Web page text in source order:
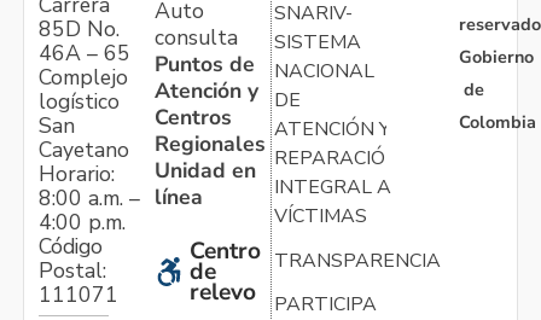
85D No.
46A – 65
Complejo
logístico
San
Cayetano
Horario:
8:00 a.m. –
4:00 p.m.
Código
Postal:
111071
Auto
consulta
Puntos de
Atención y
Centros
Regionales
Unidad en
línea
Centro
de
relevo
SNARIV-
SISTEMA
NACIONAL
DE
ATENCIÓN Y
REPARACIÓN
INTEGRAL A
VÍCTIMAS
TRANSPARENCIA
PARTICIPA
Gobierno
de
Colombia